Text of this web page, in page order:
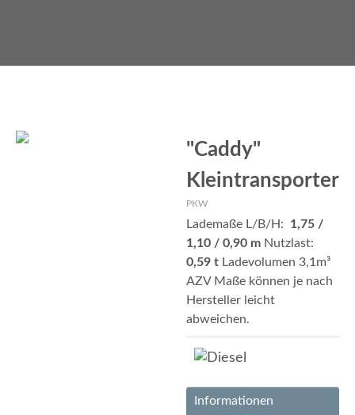
"Caddy"
Kleintransporter
PKW
Lademaße L/B/H: 1,75 /
1,10 / 0,90 m Nutzlast:
0,59 t Ladevolumen 3,1m³
AZV Maße können je nach
Hersteller leicht
abweichen.
Informationen